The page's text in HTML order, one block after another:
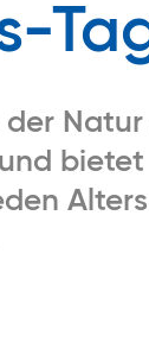
der
und bietet